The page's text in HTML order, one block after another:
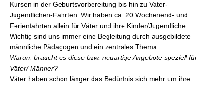
Kursen in der Geburtsvorbereitung bis hin zu Vater-
Jugendlichen-Fahrten. Wir haben ca. 20 Wochenend- und
Ferienfahrten allein für Väter und ihre Kinder/Jugendliche.
Wichtig sind uns immer eine Begleitung durch ausgebildete
männliche Pädagogen und ein zentrales Thema.
Warum braucht es diese bzw. neuartige Angebote speziell für
Väter/ Männer?
Väter haben schon länger das Bedürfnis sich mehr um ihre